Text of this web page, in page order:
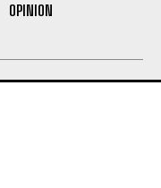
OPINION